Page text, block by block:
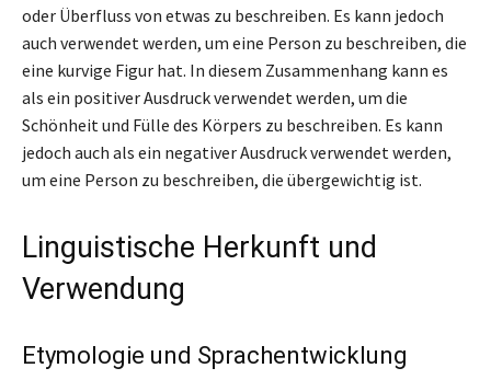
oder Überfluss von etwas zu beschreiben. Es kann jedoch
auch verwendet werden, um eine Person zu beschreiben, die
eine kurvige Figur hat. In diesem Zusammenhang kann es
als ein positiver Ausdruck verwendet werden, um die
Schönheit und Fülle des Körpers zu beschreiben. Es kann
jedoch auch als ein negativer Ausdruck verwendet werden,
um eine Person zu beschreiben, die übergewichtig ist.
Linguistische Herkunft und
Verwendung
Etymologie und Sprachentwicklung